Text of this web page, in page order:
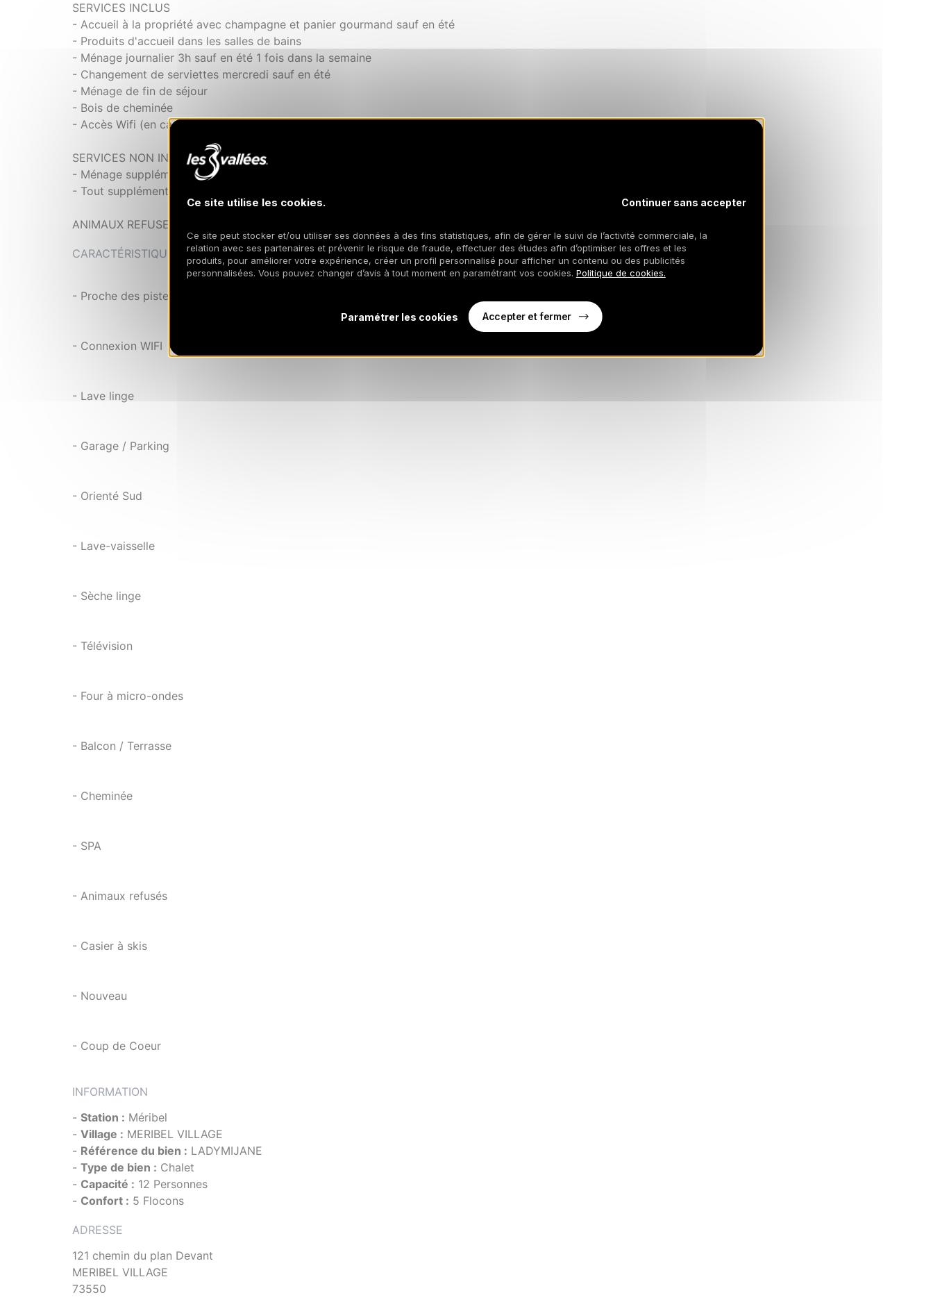
SERVICES INCLUS
- Accueil à la propriété avec champagne et panier gourmand sauf en été
- Produits d'accueil dans les salles de bains
- Ménage journalier 3h sauf en été 1 fois dans la semaine
- Changement de serviettes mercredi sauf en été
- Ménage de fin de séjour
- Bois de cheminée
- Accès Wifi (en cas de panne, l'agence décline toute responsabilité)
SERVICES NON INCLUS
- Ménage supplémentaire sur demande
- Tout supplément de linge sera facturé
ANIMAUX REFUSES
CARACTÉRISTIQUES
- Proche des pistes
- Connexion WIFI
- Lave linge
- Garage / Parking
- Orienté Sud
- Lave-vaisselle
- Sèche linge
- Télévision
- Four à micro-ondes
- Balcon / Terrasse
- Cheminée
- SPA
- Animaux refusés
- Casier à skis
- Nouveau
- Coup de Coeur
INFORMATION
- Station : Méribel
- Village : MERIBEL VILLAGE
- Référence du bien : LADYMIJANE
- Type de bien : Chalet
- Capacité : 12 Personnes
- Confort : 5 Flocons
ADRESSE
121 chemin du plan Devant
MERIBEL VILLAGE
73550
Ce site utilise les cookies. Continuer sans accepter
Ce site peut stocker et/ou utiliser ses données à des fins statistiques, afin de gérer le suivi de l’activité commerciale, la
relation avec ses partenaires et prévenir le risque de fraude, effectuer des études afin d’optimiser les offres et les
produits, pour améliorer votre expérience, créer un profil personnalisé pour afficher un contenu ou des publicités
personnalisées. Vous pouvez changer d’avis à tout moment en paramétrant vos cookies. Politique de cookies.
Paramétrer les cookies Accepter et fermer